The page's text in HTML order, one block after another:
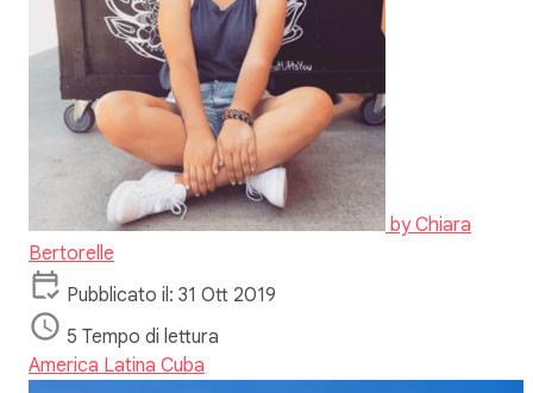
byChiara
Bertorelle
Pubblicato il: 31 Ott 2019
5 Tempo di lettura
America Latina Cuba